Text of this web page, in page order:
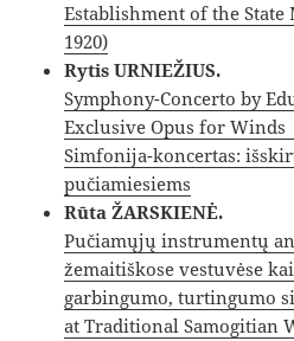
Establishment of the State
1920)
Rytis URNIEŽIUS.
Symphony-Concerto by
Exclusive Opus for Winds
Simfonija-koncertas:
pučiamiesiems
Rūta ŽARSKIENĖ.
Pučiamųjų instrumentų
žemaitiškose vestuvėse
garbingumo, turtingumo
at Traditional Samogitian